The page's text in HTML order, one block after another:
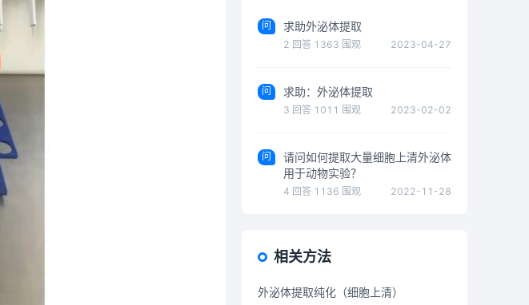
问 求助外泌体提取
2 回答 1363 围观 2023-04-27
问 求助：外泌体提取
3 回答 1011 围观 2023-02-02
问
请问如何提取大量细胞上清外泌体
用于动物实验？
4 回答 1136 围观 2022-11-28
相关方法
外泌体提取纯化（细胞上清）